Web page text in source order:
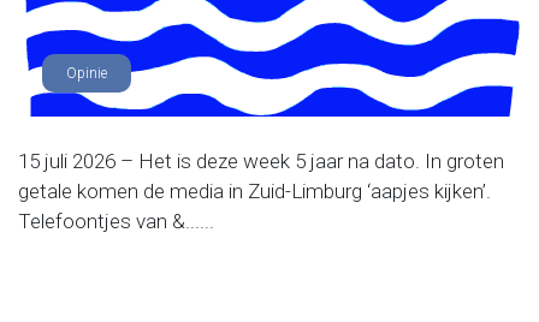
Opinie
15 juli 2026 – Het is deze week 5 jaar na dato. In groten
getale komen de media in Zuid-Limburg ‘aapjes kijken’.
Telefoontjes van &......